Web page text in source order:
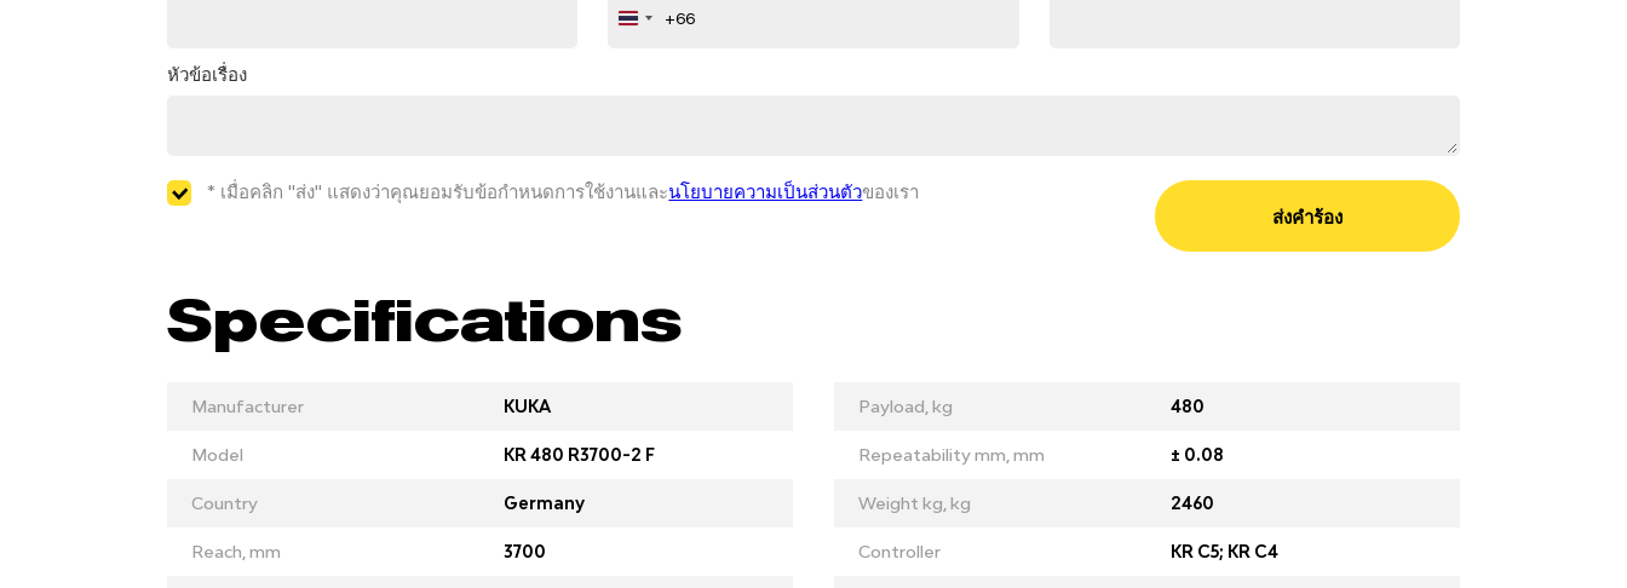
Thailand
+66
หัวข้อเรื่อง
* เมื่อคลิก "ส่ง" แสดงว่าคุณยอมรับข้อกำหนดการใช้งานและนโยบายความเป็นส่วนตัวของเรา
ส่งคำร้อง
Specifications
Manufacturer KUKA
Model KR 480 R3700-2 F
Country Germany
Reach, mm 3700
Payload, kg 480
Repeatability mm, mm ± 0.08
Weight kg, kg 2460
Controller KR C5; KR C4